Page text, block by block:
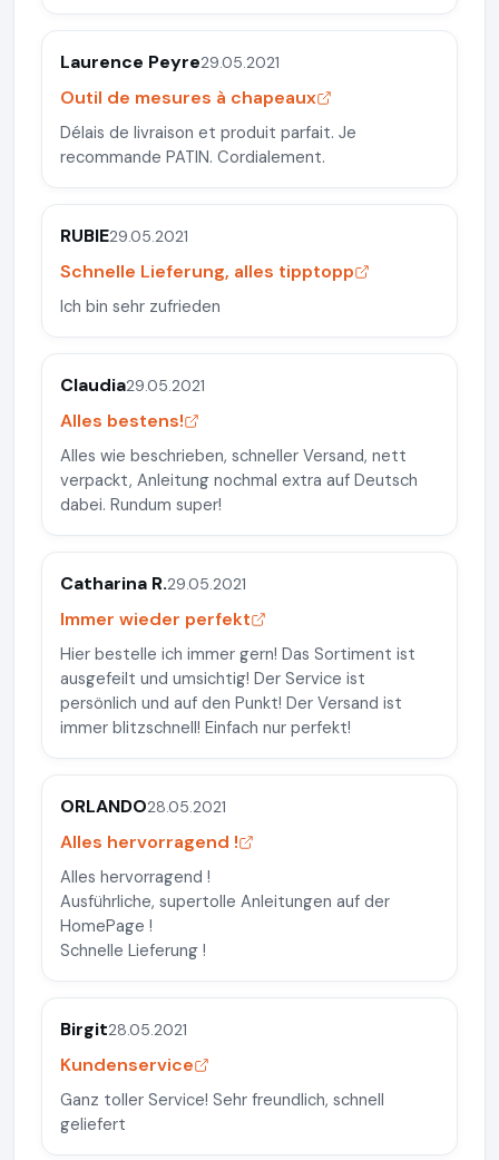
Laurence Peyre29.05.2021
Outil de mesures à chapeaux
Délais de livraison et produit parfait. Je
recommande PATIN. Cordialement.
RUBIE29.05.2021
Schnelle Lieferung, alles tipptopp
Ich bin sehr zufrieden
Claudia29.05.2021
Alles bestens!
Alles wie beschrieben, schneller Versand, nett
verpackt, Anleitung nochmal extra auf Deutsch
dabei. Rundum super!
Catharina R.29.05.2021
Immer wieder perfekt
Hier bestelle ich immer gern! Das Sortiment ist
ausgefeilt und umsichtig! Der Service ist
persönlich und auf den Punkt! Der Versand ist
immer blitzschnell! Einfach nur perfekt!
ORLANDO28.05.2021
Alles hervorragend !
Alles hervorragend !
Ausführliche, supertolle Anleitungen auf der
HomePage !
Schnelle Lieferung !
Birgit28.05.2021
Kundenservice
Ganz toller Service! Sehr freundlich, schnell
geliefert